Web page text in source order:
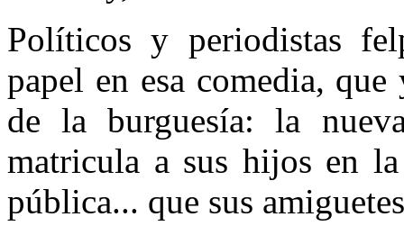
Políticos y periodistas
papel en esa comedia,
de la burguesía: la
matricula a sus hijos en
pública... que sus